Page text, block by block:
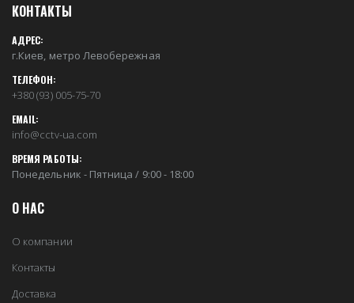
КОНТАКТЫ
АДРЕС:
г.Киев, метро Левобережная
ТЕЛЕФОН:
+380 (93) 005-75-70
EMAIL:
info@cctv-ua.com
ВРЕМЯ РАБОТЫ:
Понедельник - Пятница / 9:00 - 18:00
О НАС
О компании
Контакты
Доставка